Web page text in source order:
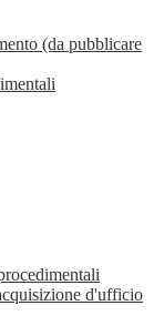
(da pubblicare
d'ufficio